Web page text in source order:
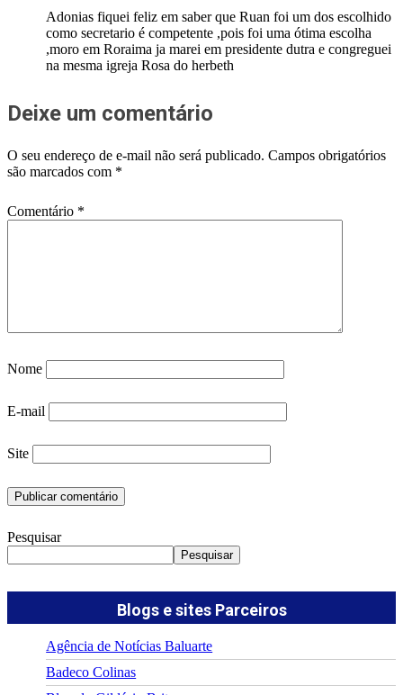
Adonias fiquei feliz em saber que Ruan foi um dos escolhido
como secretario é competente ,pois foi uma ótima escolha
,moro em Roraima ja marei em presidente dutra e congreguei
na mesma igreja Rosa do herbeth
Deixe um comentário
O seu endereço de e-mail não será publicado. Campos obrigatórios
são marcados com *
Comentário *
Nome
E-mail
Site
Pesquisar
Pesquisar
Blogs e sites Parceiros
Agência de Notícias Baluarte
Badeco Colinas